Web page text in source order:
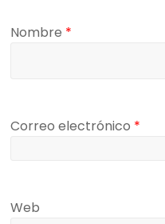
Nombre *
Correo electrónico *
Web